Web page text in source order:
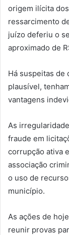
origem ilícita
ressarcimento
juízo deferiu o
aproximado de
Há suspeitas de
plausível,
vantagens
As
fraude em
corrupção ativa
associação
o uso de
município.
As ações de
reunir provas